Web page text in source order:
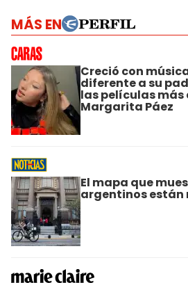
MÁS EN
Creció con
diferente a su
las películas más
Margarita Páez
El mapa que
argentinos están